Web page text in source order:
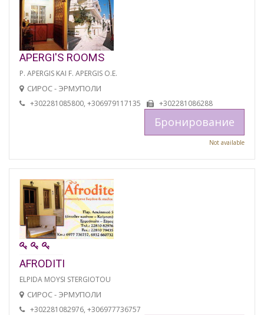
APERGI'S ROOMS
P. APERGIS KAI F. APERGIS O.E.
СИРОС - ЭРМУПОЛИ
+302281085800, +306979117135 +302281086288
Бронирование
Not available
AFRODITI
ELPIDA MOYSI STERGIOTOU
СИРОС - ЭРМУПОЛИ
+302281082976, +306977736757